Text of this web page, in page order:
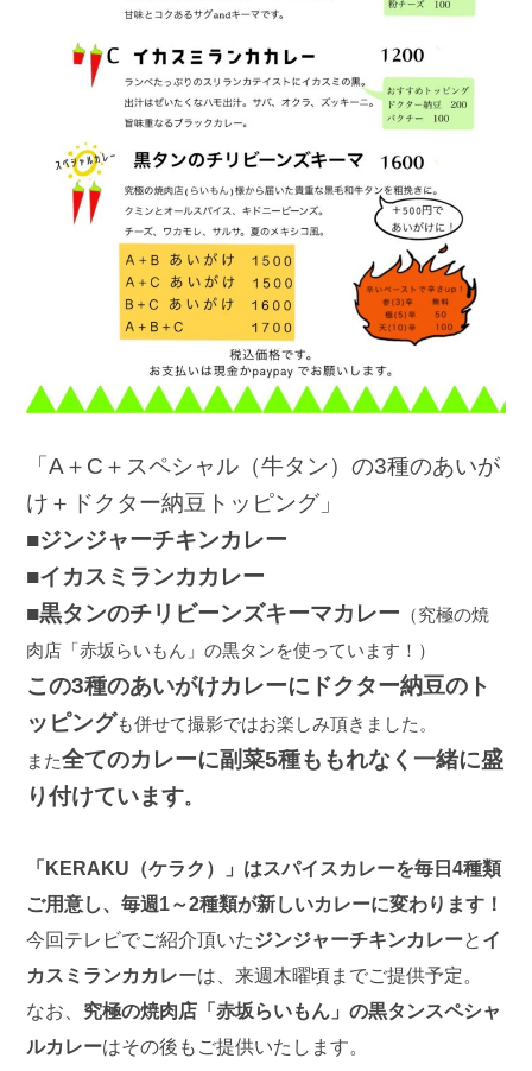
「A＋C＋スペシャル（牛タン）の3種のあいが
け＋ドクター納豆トッピング」
■ジンジャーチキンカレー
■イカスミランカカレー
■黒タンのチリビーンズキーマカレー （究極の焼
肉店「赤坂らいもん」の黒タンを使っています！）
この3種のあいがけカレーにドクター納豆のト
ッピングも併せて撮影ではお楽しみ頂きました。
また全てのカレーに副菜5種ももれなく一緒に盛
り付けています。
「KERAKU（ケラク）」はスパイスカレーを毎日4種類
ご用意し、毎週1～2種類が新しいカレーに変わります！
今回テレビでご紹介頂いたジンジャーチキンカレーと イ
カスミランカカレーは、来週木曜頃までご提供予定。
なお、 究極の焼肉店「赤坂らいもん」の黒タンスペシャ
ルカレーはその後もご提供いたします。